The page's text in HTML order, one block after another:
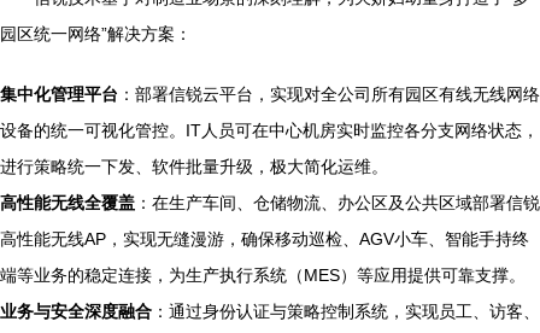
园区统一网络”解决方案：
集中化管理平台 ：部署信锐云平台，实现对全公司所有园区有线无线网络
设备的统一可视化管控。IT人员可在中心机房实时监控各分支网络状态，
进行策略统一下发、软件批量升级，极大简化运维。
高性能无线全覆盖 ：在生产车间、仓储物流、办公区及公共区域部署信锐
高性能无线AP，实现无缝漫游，确保移动巡检、AGV小车、智能手持终
端等业务的稳定连接，为生产执行系统（MES）等应用提供可靠支撑。
业务与安全深度融合 ：通过身份认证与策略控制系统，实现员工、访客、